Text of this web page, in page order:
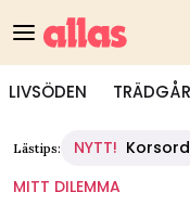
LIVSÖDEN
Lästips: NYTT! Korsord
MITT DILEMMA